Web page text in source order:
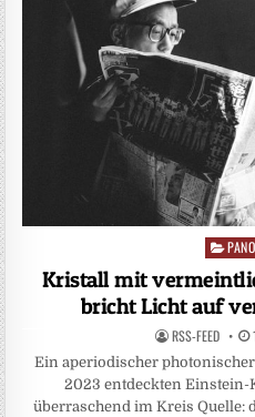
Posted
in
Kristall mit
bricht Licht auf
RSS-FEED
Ein aperiodischer
2023 entdeckten Einstein-
überraschend im Kreis Quelle: